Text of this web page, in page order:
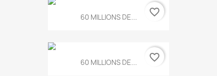
60 MILLIONS DE... favorite_border
60 MILLIONS DE... favorite_border